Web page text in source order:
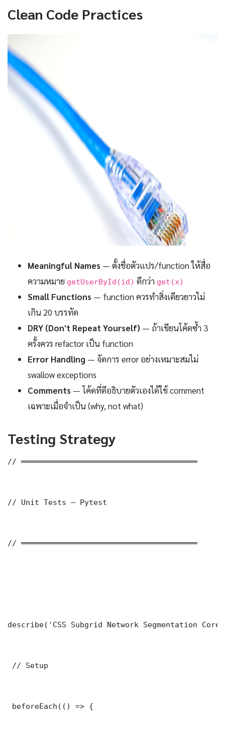
Clean Code Practices
Meaningful Names — ตั้งชื่อตัวแปร/function ให้สื่อ
ความหมาย getUserById(id) ดีกว่า get(x)
Small Functions — function ควรทำสิ่งเดียวยาวไม่
เกิน 20 บรรทัด
DRY (Don't Repeat Yourself) — ถ้าเขียนโค้ดซ้ำ 3
ครั้งควร refactor เป็น function
Error Handling — จัดการ error อย่างเหมาะสมไม่
swallow exceptions
Comments — โค้ดที่ดีอธิบายตัวเองได้ใช้ comment
เฉพาะเมื่อจำเป็น (why, not what)
Testing Strategy
// ═══════════════════════════════════════
// Unit Tests — Pytest
// ═══════════════════════════════════════
describe('CSS Subgrid Network Segmentation
// Setup
beforeEach(() => {